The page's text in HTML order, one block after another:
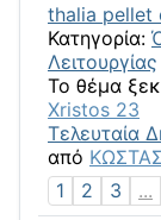
thalia pellet
Κατηγορία:
Λειτουργίας
Το θέμα
Xristos 23
Τελευταία
από
1
2 3 ...